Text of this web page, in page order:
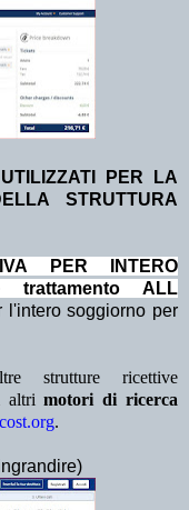
PER LA
STRUTTURA
PER INTERO
trattamento ALL
l'intero soggiorno per
strutture ricettive
altrimotori di ricerca
.